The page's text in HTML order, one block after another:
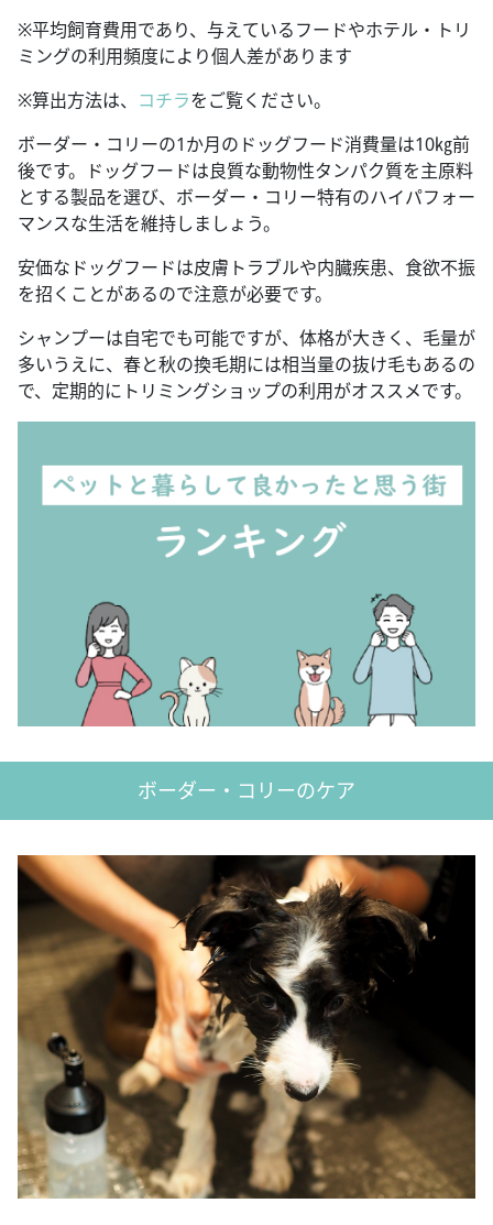
※平均飼育費用であり、与えているフードやホテル・トリ
ミングの利用頻度により個人差があります
※算出方法は、 コチラをご覧ください。
ボーダー・コリーの1か月のドッグフード消費量は10㎏前
後です。ドッグフードは良質な動物性タンパク質を主原料
とする製品を選び、ボーダー・コリー特有のハイパフォー
マンスな生活を維持しましょう。
安価なドッグフードは皮膚トラブルや内臓疾患、食欲不振
を招くことがあるので注意が必要です。
シャンプーは自宅でも可能ですが、体格が大きく、毛量が
多いうえに、春と秋の換毛期には相当量の抜け毛もあるの
で、定期的にトリミングショップの利用がオススメです。
ボーダー・コリーのケア